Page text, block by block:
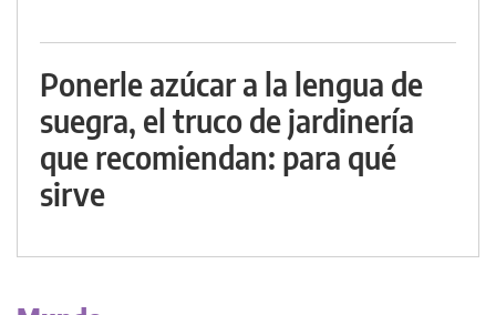
Ponerle azúcar a la lengua de
suegra, el truco de jardinería
que recomiendan: para qué
sirve